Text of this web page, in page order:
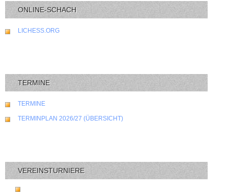
ONLINE-SCHACH
LICHESS.ORG
TERMINE
TERMINE
TERMINPLAN 2026/27 (ÜBERSICHT)
VEREINSTURNIERE